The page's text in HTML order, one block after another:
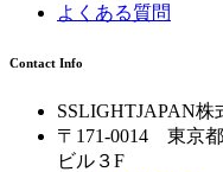
よくある質問
Contact Info
SSLIGHTJAPAN株
〒171-0014 東京
ビル３F